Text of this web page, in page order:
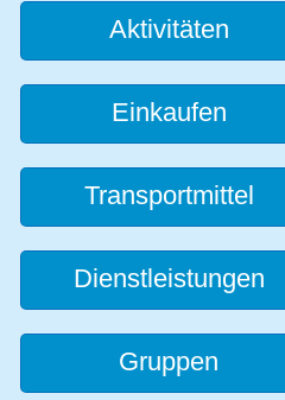
Aktivitäten
Einkaufen
Transportmittel
Dienstleistungen
Gruppen